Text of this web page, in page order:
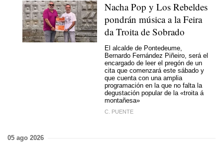
Nacha Pop y Los Rebeldes
pondrán música a la Feira
da Troita de Sobrado
El alcalde de Pontedeume,
Bernardo Fernández Piñeiro, será el
encargado de leer el pregón de un
cita que comenzará este sábado y
que cuenta con una amplia
programación en la que no falta la
degustación popular de la «troita á
montañesa»
C. PUENTE
05 ago 2026